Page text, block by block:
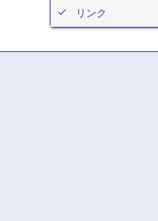
リンク